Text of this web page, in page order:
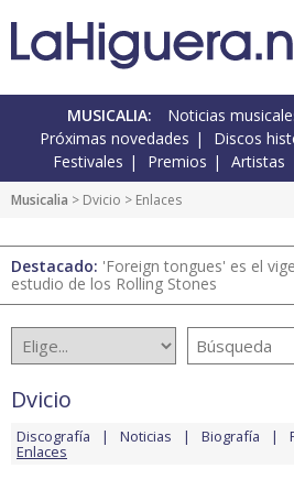
MUSICALIA: Noticias
Próximas novedades
Discos
Festivales
Premios Artistas
Musicalia > Dvicio > Enlaces
Destacado: 'Foreign tongues' es el
estudio de los Rolling Stones
Dvicio
Discografía Noticias Biografía
Enlaces